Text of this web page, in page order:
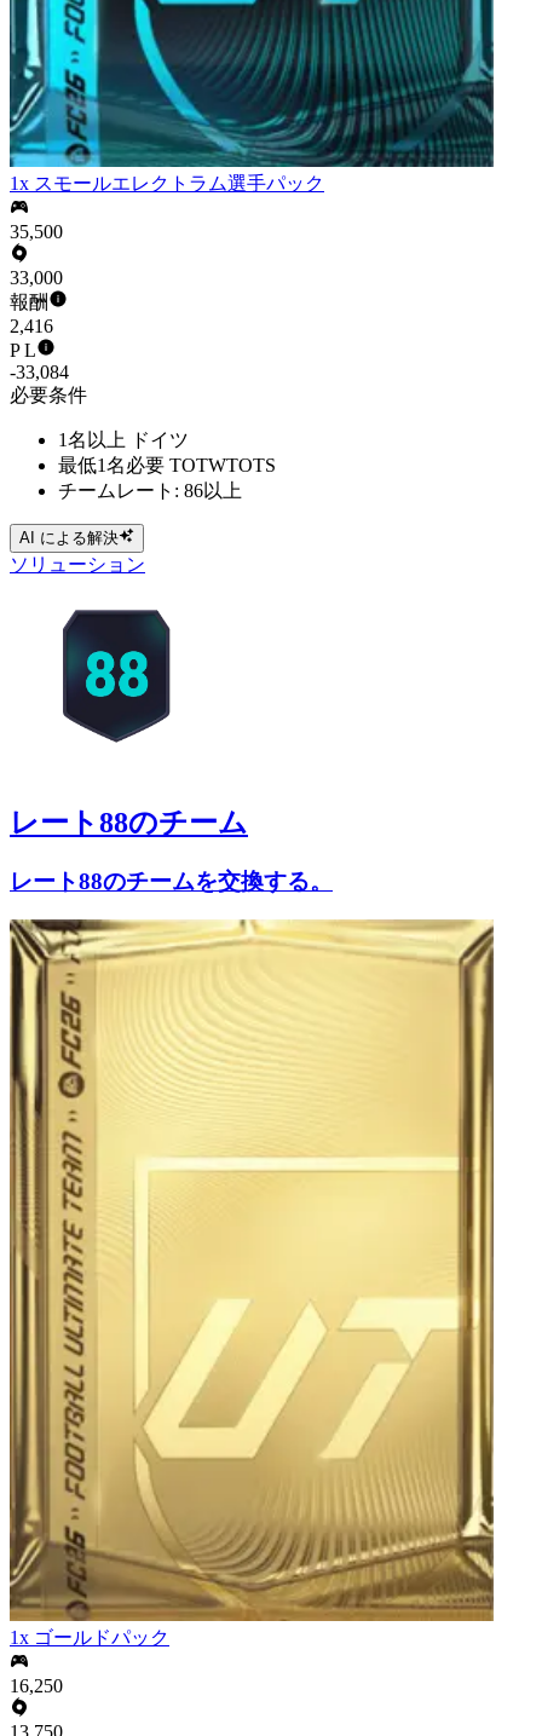
1x スモールエレクトラム選手パック
35,500
33,000
報酬
2,416
P L
-33,084
必要条件
1名以上 ドイツ
最低1名必要 TOTWTOTS
チームレート: 86以上
AI による解決
ソリューション
レート88のチーム
レート88のチームを交換する。
1x ゴールドパック
16,250